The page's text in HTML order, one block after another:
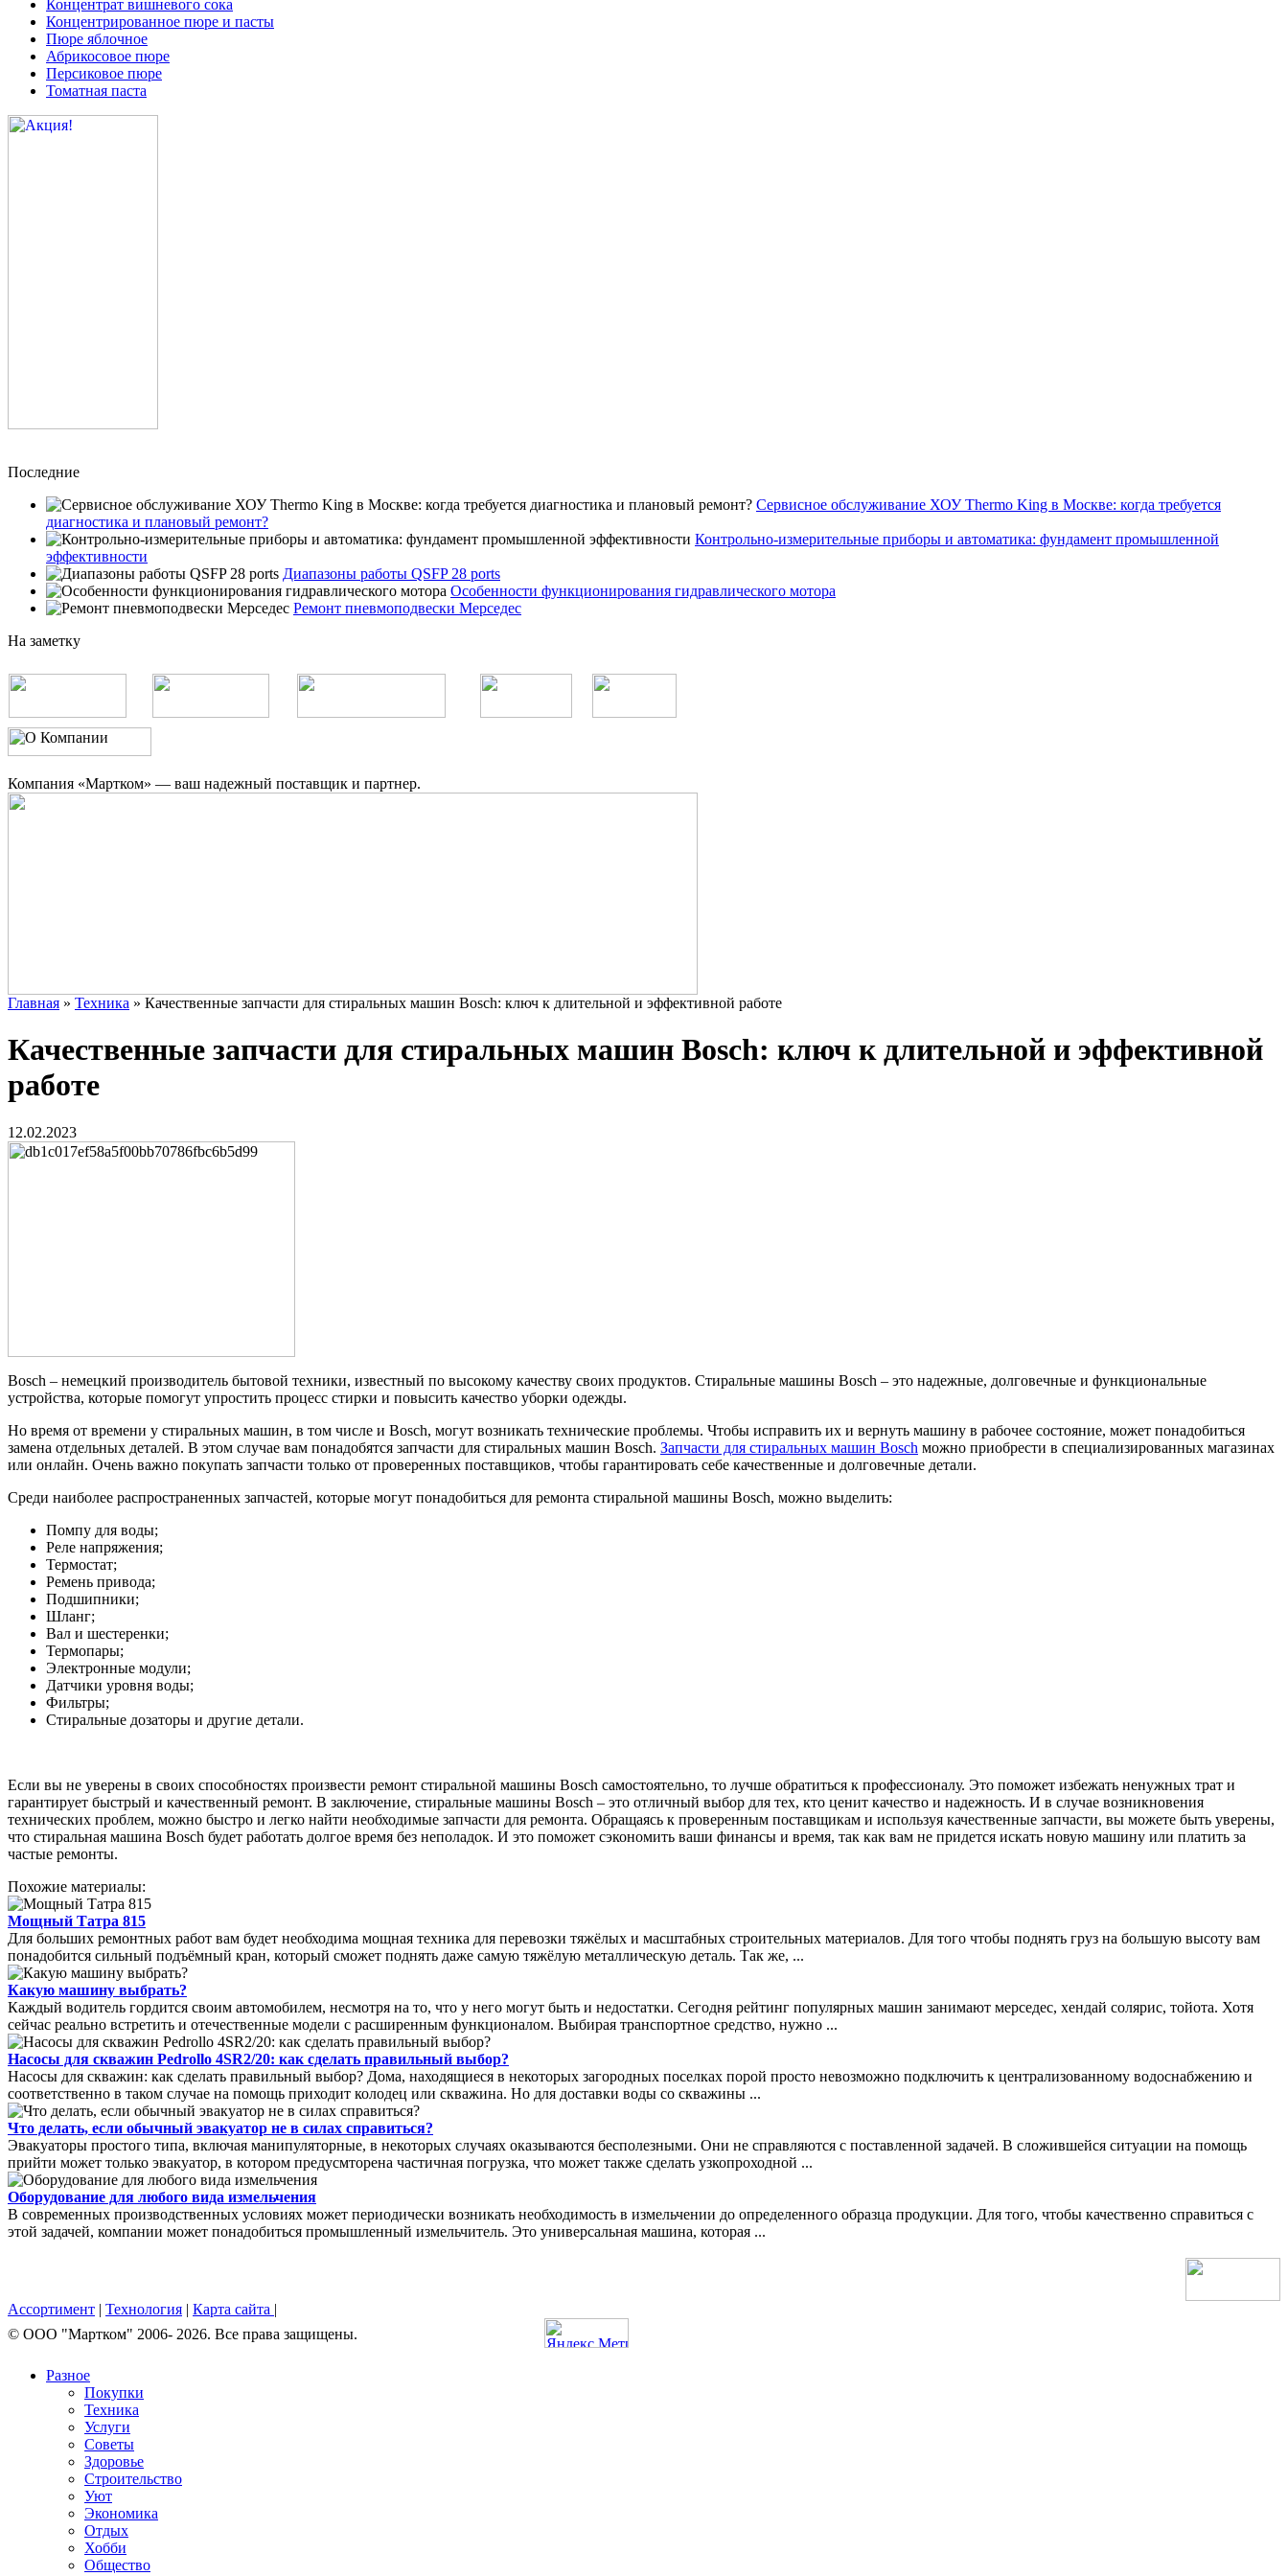
Концентрат вишневого сока
Концентрированное пюре и пасты
Пюре яблочное
Абрикосовое пюре
Персиковое пюре
Томатная паста
Последние
Сервисное обслуживание ХОУ Thermo King в Москве: когда требуется
диагностика и плановый ремонт?
Контрольно-измерительные приборы и автоматика: фундамент промышленной
эффективности
Диапазоны работы QSFP 28 ports
Особенности функционирования гидравлического мотора
Ремонт пневмоподвески Мерседес
На заметку
Компания «Мартком» — ваш надежный поставщик и партнер.
Главная » Техника » Качественные запчасти для стиральных машин Bosch: ключ к длительной и эффективной работе
Качественные запчасти для стиральных машин Bosch: ключ к длительной и эффективной
работе
12.02.2023
Bosch – немецкий производитель бытовой техники, известный по высокому качеству своих продуктов. Стиральные машины Bosch – это надежные, долговечные и функциональные
устройства, которые помогут упростить процесс стирки и повысить качество уборки одежды.
Но время от времени у стиральных машин, в том числе и Bosch, могут возникать технические проблемы. Чтобы исправить их и вернуть машину в рабочее состояние, может понадобиться
замена отдельных деталей. В этом случае вам понадобятся запчасти для стиральных машин Bosch. Запчасти для стиральных машин Bosch можно приобрести в специализированных магазинах
или онлайн. Очень важно покупать запчасти только от проверенных поставщиков, чтобы гарантировать себе качественные и долговечные детали.
Среди наиболее распространенных запчастей, которые могут понадобиться для ремонта стиральной машины Bosch, можно выделить:
Помпу для воды;
Реле напряжения;
Термостат;
Ремень привода;
Подшипники;
Шланг;
Вал и шестеренки;
Термопары;
Электронные модули;
Датчики уровня воды;
Фильтры;
Стиральные дозаторы и другие детали.
Если вы не уверены в своих способностях произвести ремонт стиральной машины Bosch самостоятельно, то лучше обратиться к профессионалу. Это поможет избежать ненужных трат и
гарантирует быстрый и качественный ремонт. В заключение, стиральные машины Bosch – это отличный выбор для тех, кто ценит качество и надежность. И в случае возникновения
технических проблем, можно быстро и легко найти необходимые запчасти для ремонта. Обращаясь к проверенным поставщикам и используя качественные запчасти, вы можете быть уверены,
что стиральная машина Bosch будет работать долгое время без неполадок. И это поможет сэкономить ваши финансы и время, так как вам не придется искать новую машину или платить за
частые ремонты.
Похожие материалы:
Мощный Татра 815
Для больших ремонтных работ вам будет необходима мощная техника для перевозки тяжёлых и масштабных строительных материалов. Для того чтобы поднять груз на большую высоту вам
понадобится сильный подъёмный кран, который сможет поднять даже самую тяжёлую металлическую деталь. Так же, ...
Какую машину выбрать?
Каждый водитель гордится своим автомобилем, несмотря на то, что у него могут быть и недостатки. Сегодня рейтинг популярных машин занимают мерседес, хендай солярис, тойота. Хотя
сейчас реально встретить и отечественные модели с расширенным функционалом. Выбирая транспортное средство, нужно ...
Насосы для скважин Pedrollo 4SR2/20: как сделать правильный выбор?
Насосы для скважин: как сделать правильный выбор? Дома, находящиеся в некоторых загородных поселках порой просто невозможно подключить к централизованному водоснабжению и
соответственно в таком случае на помощь приходит колодец или скважина. Но для доставки воды со скважины ...
Что делать, если обычный эвакуатор не в силах справиться?
Эвакуаторы простого типа, включая манипуляторные, в некоторых случаях оказываются бесполезными. Они не справляются с поставленной задачей. В сложившейся ситуации на помощь
прийти может только эвакуатор, в котором предусмторена частичная погрузка, что может также сделать узкопроходной ...
Оборудование для любого вида измельчения
В современных производственных условиях может периодически возникать необходимость в измельчении до определенного образца продукции. Для того, чтобы качественно справиться с
этой задачей, компании может понадобиться промышленный измельчитель. Это универсальная машина, которая ...
Ассортимент | Технология | Карта сайта |
© OOO "Мартком" 2006- 2026. Все права защищены.
Разное
Покупки
Техника
Услуги
Советы
Здоровье
Строительство
Уют
Экономика
Отдых
Хобби
Общество